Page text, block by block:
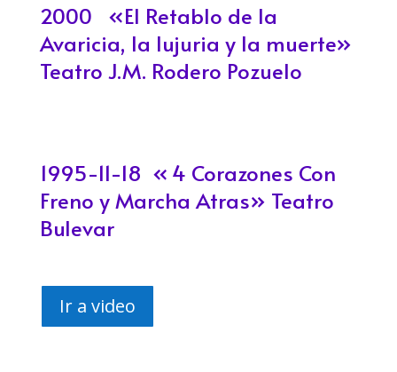
2000 «El Retablo de la
Avaricia, la lujuria y la muerte»
Teatro J.M. Rodero Pozuelo
1995-11-18 « 4 Corazones Con
Freno y Marcha Atras» Teatro
Bulevar
Ir a video